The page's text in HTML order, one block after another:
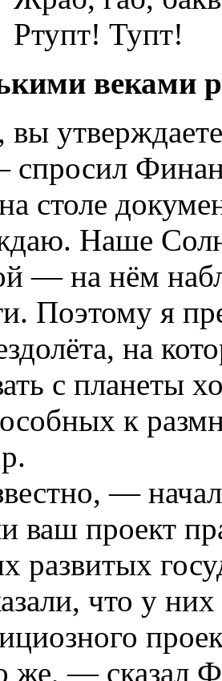
Ртупт! Тупт!
веками
столе
Наше
— на нём
Поэтому я
на
с планеты
к
—
ваш проект
развитых
что у них
— сказал